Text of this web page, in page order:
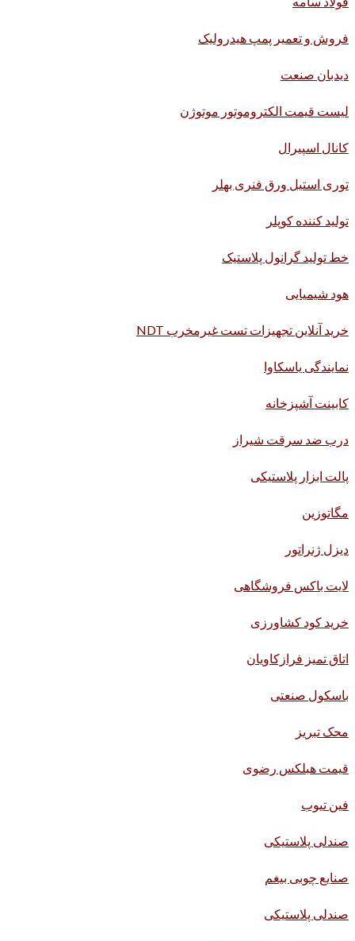
فروش و تعمیر پمپ هیدرولیک
دیدبان صنعت
لیست قیمت الکتروموتور موتوژن
کانال اسپیرال
توری استیل ورق فنری بهلر
تولید کننده کوپلر
خط تولید گرانول پلاستیک
هود شیمیایی
خرید آنلاین تجهیزات تست غیرمخرب NDT
نمایندگی یاسکاوا
کابینت آشپزخانه
درب ضد سرقت شیراز
پالت ابزار پلاستیکی
مگاتوزین
دیزل ژنراتور
لایت باکس فروشگاهی
خرید کود کشاورزی
اتاق تمیز فرازکاویان
باسکول صنعتی
محک تبریز
قیمت هبلکس رضوی
فین تیوب
صندلی پلاستیکی
صنایع چوبی بیغم
صندلی پلاستیکی